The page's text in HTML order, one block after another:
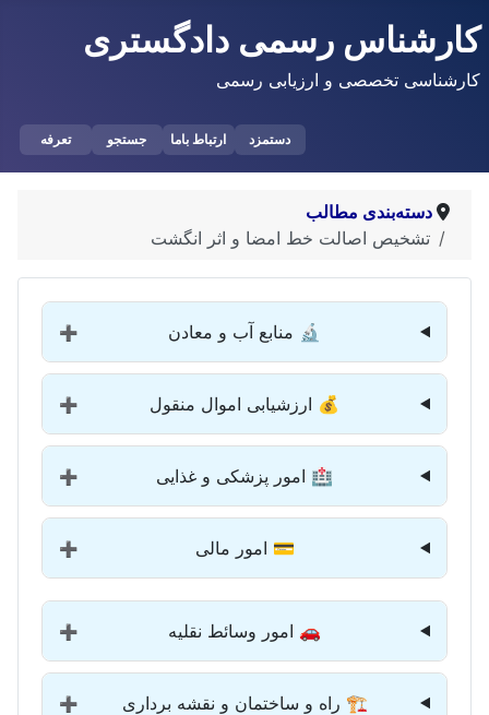
کارشناس رسمی دادگستری
کارشناسی تخصصی و ارزیابی رسمی
دستمزد ارتباط باما جستجو تعرفه
دسته‌بندی مطالب
تشخیص اصالت خط امضا و اثر انگشت
🔬 منابع آب و معادن ➕
💰 ارزشیابی اموال منقول ➕
🏥 امور پزشکی و غذایی ➕
💳 امور مالی ➕
🚗 امور وسائط نقلیه ➕
🏗️ راه و ساختمان و نقشه برداری ➕